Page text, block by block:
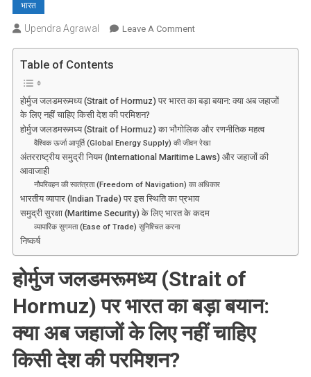
भारत
Upendra Agrawal Leave A CommentOn
Hormuz)
भारत
का
बयान:
क्या
अब
नहीं
चाहिए
किसी
देश
Table of Contents
होर्मुज जलडमरूमध्य (Strait of Hormuz) पर भारत का बड़ा बयान: क्या अब जहाजों
के लिए नहीं चाहिए किसी देश की परमिशन?
होर्मुज जलडमरूमध्य (Strait of Hormuz) का भौगोलिक और रणनीतिक महत्व
वैश्विक ऊर्जा आपूर्ति (Global Energy Supply) की जीवन रेखा
अंतरराष्ट्रीय समुद्री नियम (International Maritime Laws) और जहाजों की
आवाजाही
नौपरिवहन की स्वतंत्रता (Freedom of Navigation) का अधिकार
भारतीय व्यापार (Indian Trade) पर इस स्थिति का प्रभाव
समुद्री सुरक्षा (Maritime Security) के लिए भारत के कदम
व्यापारिक सुगमता (Ease of Trade) सुनिश्चित करना
निष्कर्ष
होर्मुज जलडमरूमध्य (Strait of
Hormuz) पर भारत का बड़ा बयान:
क्या अब जहाजों के लिए नहीं चाहिए
किसी देश की परमिशन?